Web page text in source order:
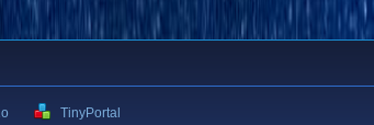
TinyPortal